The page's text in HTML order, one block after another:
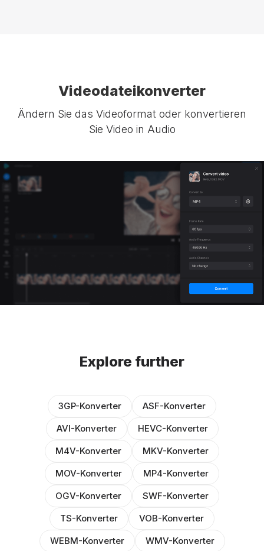
Videodateikonverter
Ändern Sie das Videoformat oder konvertieren
Sie Video in Audio
Explore further
3GP-Konverter
ASF-Konverter
AVI-Konverter
HEVC-Konverter
M4V-Konverter
MKV-Konverter
MOV-Konverter
MP4-Konverter
OGV-Konverter
SWF-Konverter
TS-Konverter
VOB-Konverter
WEBM-Konverter
WMV-Konverter